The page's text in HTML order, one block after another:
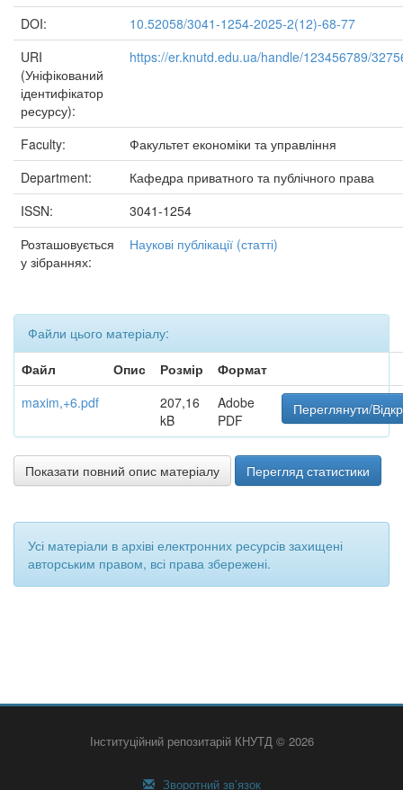
DOI:
10.52058/3041-1254-2025-2(12)-68-77
URI
(Уніфікований
ідентифікатор
ресурсу):
https://er.knutd.edu.ua/handle/123456789/
Faculty:
Факультет економіки та управління
Department:
Кафедра приватного та публічного права
ISSN:
3041-1254
Розташовується
у зібраннях:
Наукові публікації (статті)
Файли цього матеріалу:
Файл
Опис Розмір
Формат
maxim,+6.pdf
207,16
kB
Adobe
PDF
Переглянути/
Показати повний опис матеріалу Перегляд статистики
Усі матеріали в архіві електронних ресурсів захищені
авторським правом, всі права збережені.
Інституційний репозитарій КНУТД © 2026
Зворотний зв’язок